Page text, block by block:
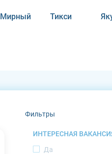
Мирный Тикси
Фильтры
ИНТЕРЕСНАЯ
Да